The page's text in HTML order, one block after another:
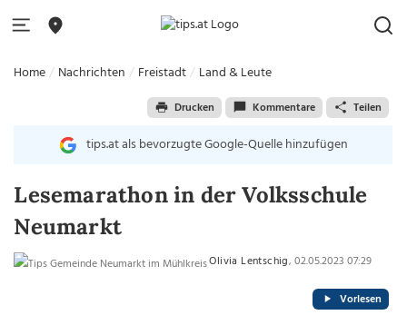
Home Nachrichten Freistadt Land & Leute
Drucken Kommentare Teilen
tips.at als bevorzugte Google-Quelle hinzufügen
Lesemarathon in der Volksschule
Neumarkt
Olivia Lentschig, 02.05.2023 07:29
Vorlesen